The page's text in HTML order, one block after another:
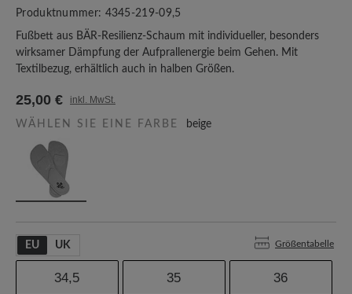
Produktnummer: 4345-219-09,5
Fußbett aus BÄR-Resilienz-Schaum mit individueller, besonders
wirksamer Dämpfung der Aufprallenergie beim Gehen. Mit
Textilbezug, erhältlich auch in halben Größen.
25,00 € inkl. MwSt.
WÄHLEN SIE EINE FARBE beige
EU UK Größentabelle
34,5 35 36